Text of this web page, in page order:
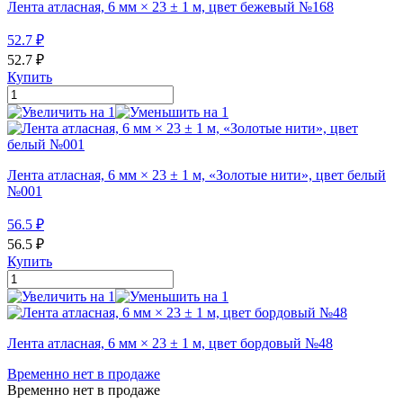
Лента атласная, 6 мм × 23 ± 1 м, цвет бежевый №168
52.7 ₽
52.7 ₽
Купить
Лента атласная, 6 мм × 23 ± 1 м, «Золотые нити», цвет белый
№001
56.5 ₽
56.5 ₽
Купить
Лента атласная, 6 мм × 23 ± 1 м, цвет бордовый №48
Временно нет в продаже
Временно нет в продаже